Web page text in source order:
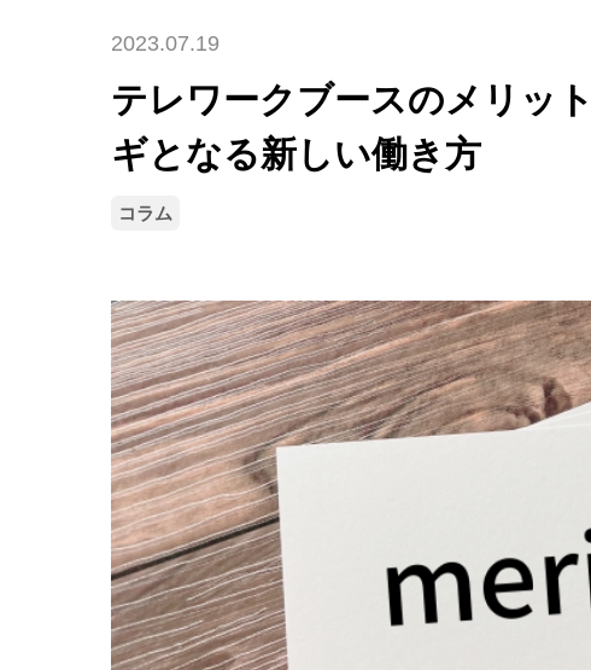
2023.07.19
テレワークブースのメリッ
ギとなる新しい働き方
コラム